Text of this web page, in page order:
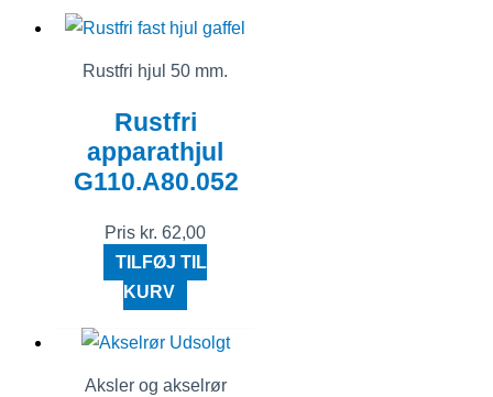
Rustfri hjul 50 mm.
Rustfri
apparathjul
G110.A80.052
Pris kr. 62,00
TILFØJ TIL
KURV
Udsolgt
Aksler og akselrør